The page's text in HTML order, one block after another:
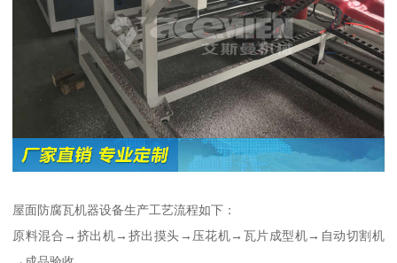
屋面防腐瓦机器设备生产工艺流程如下：
原料混合→挤出机→挤出摸头→压花机→瓦片成型机→自动切割机